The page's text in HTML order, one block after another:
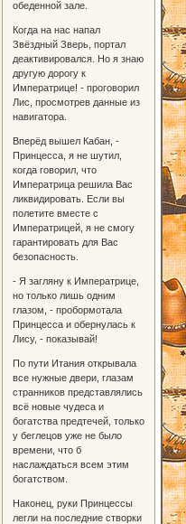
обеденной зале.
Когда на нас напал
Звёздный Зверь, портал
деактивировался. Но я знаю
другую дорогу к
Императрице! - проговорил
Лис, просмотрев данные из
навигатора.
Вперёд вышел Кабан, -
Принцесса, я не шутил,
когда говорил, что
Императрица решила Вас
ликвидировать. Если вы
полетите вместе с
Императрицей, я не смогу
гарантировать для Вас
безопасность.
- Я загляну к Императрице,
но только лишь одним
глазом, - пробормотала
Принцесса и обернулась к
Лису, - показывай!
По пути Итания открывала
все нужные двери, глазам
странников представлялись
всё новые чудеса и
богатства предтечей, только
у беглецов уже не было
времени, что б
наслаждаться всем этим
богатством.
Наконец, руки Принцессы
легли на последние створки